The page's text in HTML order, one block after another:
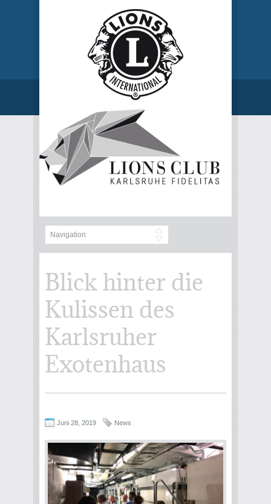
Blick hinter die
Kulissen des
Karlsruher
Exotenhaus
Juni 28, 2019 News